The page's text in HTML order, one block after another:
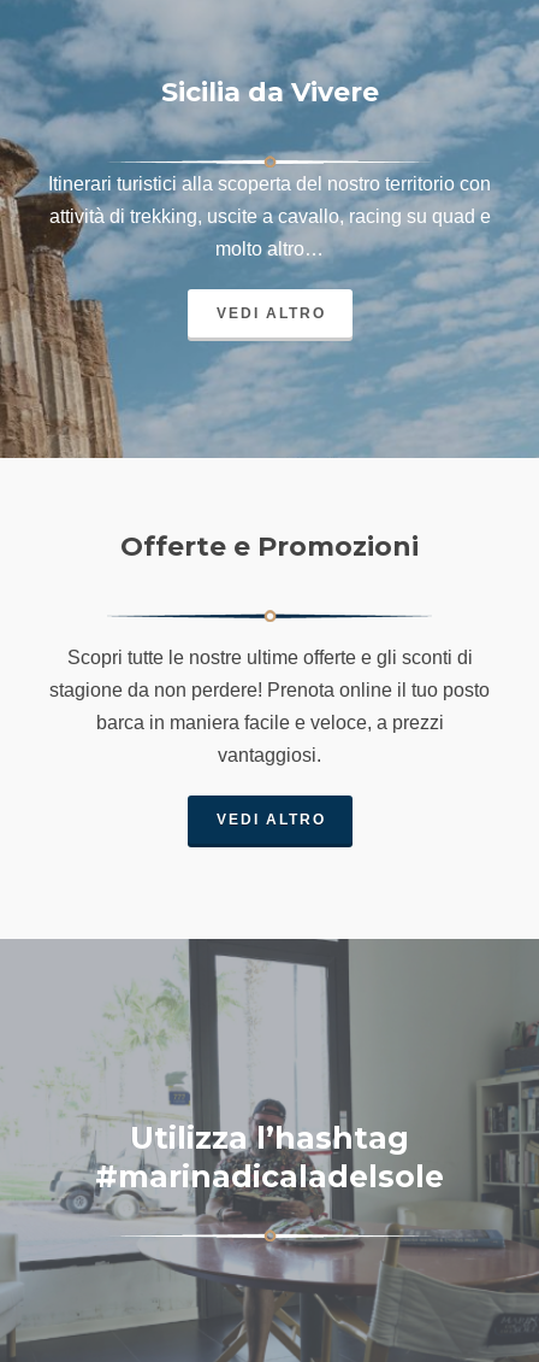
Sicilia da Vivere
Itinerari turistici alla scoperta del nostro territorio con
attività di trekking, uscite a cavallo, racing su quad e
molto altro…
VEDI ALTRO
Offerte e Promozioni
Scopri tutte le nostre ultime offerte e gli sconti di
stagione da non perdere! Prenota online il tuo posto
barca in maniera facile e veloce, a prezzi
vantaggiosi.
VEDI ALTRO
Utilizza l’hashtag
#marinadicaladelsole